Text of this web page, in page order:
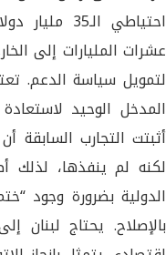
احتياطي
عشرات المليارات إلى
لتمويل سياسة الدعم.
المدخل الوحيد
لكنه لم ينفذها، لذلك
الدولية بضرورة وجود
بالإصلاح. يحتاج